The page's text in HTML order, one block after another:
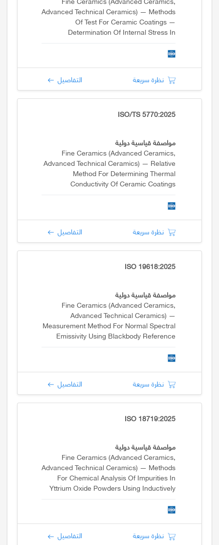
Advanced Technical Ceramics) — Methods
Of Test For Ceramic Coatings —
Determination Of Internal Stress In
Stoney Formula
نظرة سريعة التفاصيل
ISO/TS 5770:2025
مواصفة قياسية دولية
Fine Ceramics (advanced Ceramics,
Advanced Technical Ceramics) — Relative
Method For Determining Thermal
Conductivity Of Ceramic Coatings
نظرة سريعة التفاصيل
ISO 19618:2025
مواصفة قياسية دولية
Fine Ceramics (advanced Ceramics,
Advanced Technical Ceramics) —
Measurement Method For Normal Spectral
Emissivity Using Blackbody Reference
نظرة سريعة التفاصيل
ISO 18719:2025
مواصفة قياسية دولية
Fine Ceramics (advanced Ceramics,
Advanced Technical Ceramics) — Methods
For Chemical Analysis Of Impurities In
Yttrium Oxide Powders Using Inductively
Spectrometry
نظرة سريعة التفاصيل